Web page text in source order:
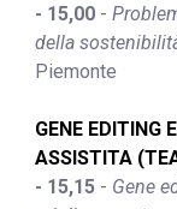
- 15,00 -
della
Piemonte
GENE EDITING
ASSISTITA
- 15,15 - Gene